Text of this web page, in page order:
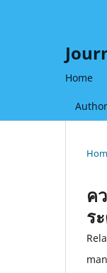
Home
ค
ร